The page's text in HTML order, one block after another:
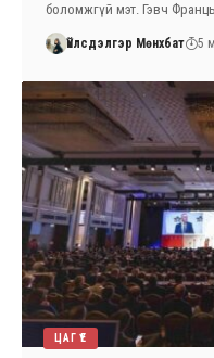
боломжгүй мэт. Гэвч
Үйлсдэлгэр Мөнхбат 5
ЦАГ ҮЕ